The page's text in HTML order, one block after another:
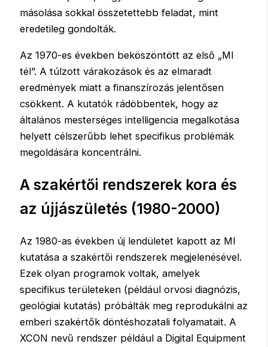
másolása sokkal összetettebb feladat, mint
eredetileg gondolták.
Az 1970-es években beköszöntött az első „MI
tél”. A túlzott várakozások és az elmaradt
eredmények miatt a finanszírozás jelentősen
csökkent. A kutatók rádöbbentek, hogy az
általános mesterséges intelligencia megalkotása
helyett célszerűbb lehet specifikus problémák
megoldására koncentrálni.
A szakértői rendszerek kora és
az újjászületés (1980-2000)
Az 1980-as években új lendületet kapott az MI
kutatása a szakértői rendszerek megjelenésével.
Ezek olyan programok voltak, amelyek
specifikus területeken (például orvosi diagnózis,
geológiai kutatás) próbálták meg reprodukálni az
emberi szakértők döntéshozatali folyamatait. A
XCON nevű rendszer például a Digital Equipment